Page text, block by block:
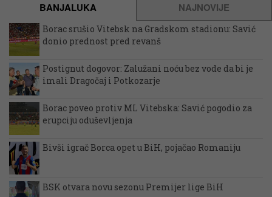
BANJALUKA NAJNOVIJE
Borac srušio Vitebsk na Gradskom stadionu: Savić
donio prednost pred revanš
Postignut dogovor: Zalužani noću bez vode da bi je
imali Dragočaj i Potkozarje
Borac poveo protiv ML Vitebska: Savić pogodio za
erupciju oduševljenja
Bivši igrač Borca opet u BiH, pojačao Romaniju
BSK otvara novu sezonu Premijer lige BiH